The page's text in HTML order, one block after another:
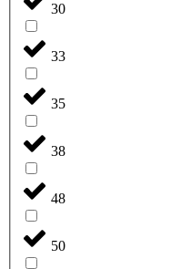
30
33
35
38
48
50